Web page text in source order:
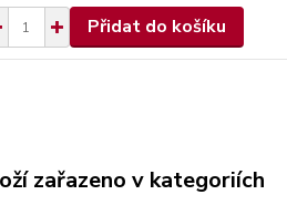
Přidat do košíku
zařazeno v kategoriích